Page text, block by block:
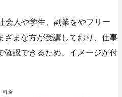
会人や学生、副業をやフリー
ざまな方が受講しており、仕事
確認できるため、イメージが付